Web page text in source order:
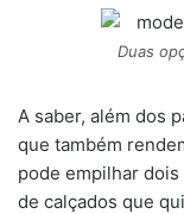
Duas
A saber, além dos
que também
pode empilhar
de calçados que